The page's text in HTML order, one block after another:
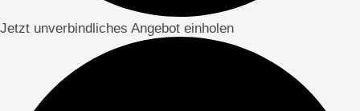
Jetzt unverbindliches Angebot einholen